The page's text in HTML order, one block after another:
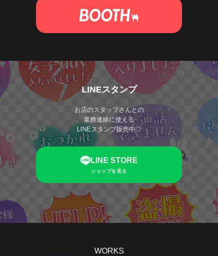
LINEスタンプ
お店のスタッフさんとの
業務連絡に使える
LINEスタンプ販売中♡
LINE STORE
ショップを見る
WORKS